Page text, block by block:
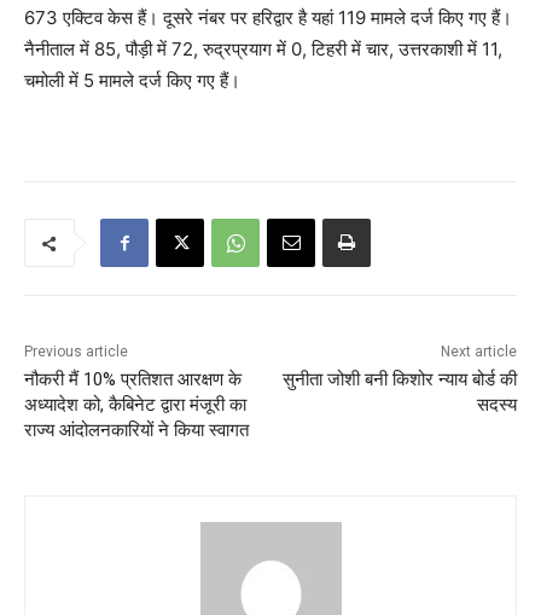
673 एक्टिव केस हैं। दूसरे नंबर पर हरिद्वार है यहां 119 मामले दर्ज किए गए हैं।
नैनीताल में 85, पौड़ी में 72, रुद्रप्रयाग में 0, टिहरी में चार, उत्तरकाशी में 11,
चमोली में 5 मामले दर्ज किए गए हैं।
Previous article
नौकरी मैं 10% प्रतिशत आरक्षण के
अध्यादेश को, कैबिनेट द्वारा मंजूरी का
राज्य आंदोलनकारियों ने किया स्वागत
Next article
सुनीता जोशी बनी किशोर न्याय बोर्ड की
सदस्य